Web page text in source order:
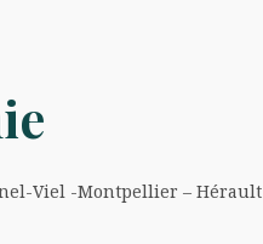
Viel -Montpellier – Hérault